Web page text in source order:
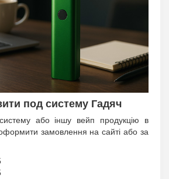
под систему Гадяч
або іншу вейп продукцію в
замовлення на сайті або за